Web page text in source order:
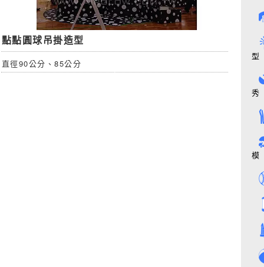
點點圓球吊掛造型
直徑90公分、85公分
型
秀
模